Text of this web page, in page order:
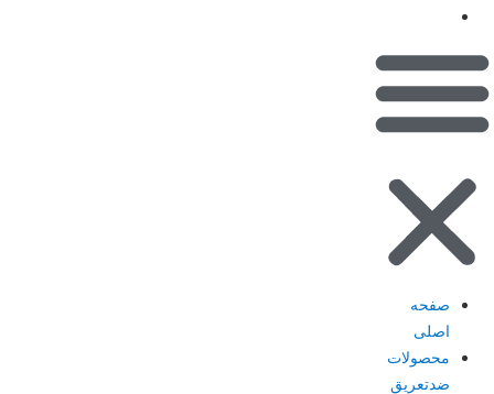
صفحه
اصلی
محصولات
ضدتعریق